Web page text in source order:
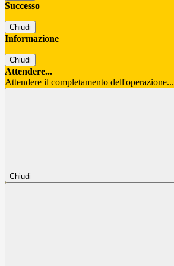
Successo
Chiudi
Informazione
Chiudi
Attendere...
Attendere il completamento dell'operazione...
Chiudi